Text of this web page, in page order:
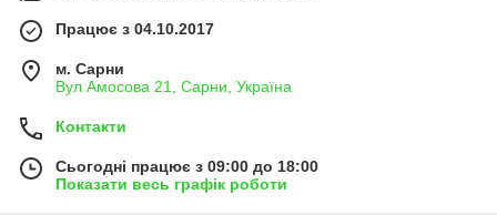
Працює з 04.10.2017
м. Сарни
Вул Амосова 21, Сарни, Україна
Контакти
Сьогодні працює з 09:00 до 18:00
Показати весь графік роботи